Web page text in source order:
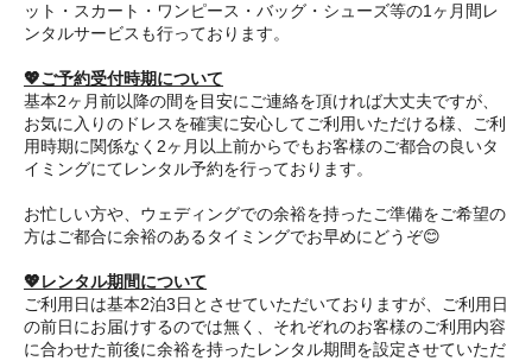
ット・スカート・ワンピース・バッグ・シューズ等の1ヶ月間レ
ンタルサービスも行っております。
💖ご予約受付時期について
基本2ヶ月前以降の間を目安にご連絡を頂ければ大丈夫ですが、
お気に入りのドレスを確実に安心してご利用いただける様、ご利
用時期に関係なく2ヶ月以上前からでもお客様のご都合の良いタ
イミングにてレンタル予約を行っております。
お忙しい方や、ウェディングでの余裕を持ったご準備をご希望の
方はご都合に余裕のあるタイミングでお早めにどうぞ😊
💖レンタル期間について
ご利用日は基本2泊3日とさせていただいておりますが、ご利用日
の前日にお届けするのでは無く、それぞれのお客様のご利用内容
に合わせた前後に余裕を持ったレンタル期間を設定させていただ